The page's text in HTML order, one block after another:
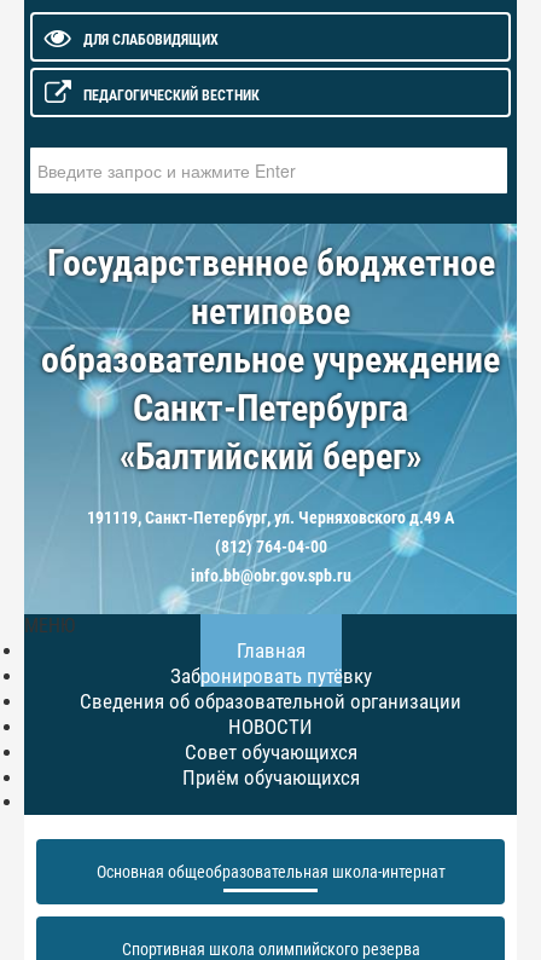
ДЛЯ СЛАБОВИДЯЩИХ
ПЕДАГОГИЧЕСКИЙ ВЕСТНИК
Государственное бюджетное
нетиповое
образовательное учреждение
Санкт-Петербурга
«Балтийский берег»
191119, Санкт-Петербург, ул. Черняховского д.49 А
(812) 764-04-00
info.bb@obr.gov.spb.ru
МЕНЮ
Главная
Забронировать путёвку
Сведения об образовательной организации
НОВОСТИ
Совет обучающихся
Приём обучающихся
Основная общеобразовательная школа-интернат
Спортивная школа олимпийского резерва